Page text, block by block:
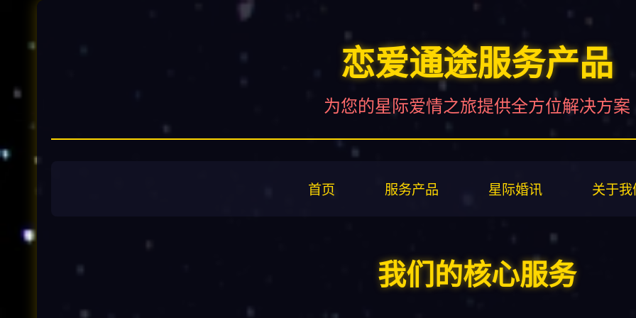
恋爱通途服务产品
为您的星际爱情之旅提供全方位解决方案
首页 服务产品 星际婚讯 关于我
我们的核心服务